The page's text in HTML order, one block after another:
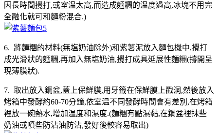
因長時間攪打,或室温太高,而造成麵糰的温度過高,冰塊不用完
全融化就可和麵粉混合.)
6. 將麵糰的材料(無塩奶油除外)和紫薯泥放入麵包機中,攪打
成光滑狀的麵糰,再加入無塩奶油,攪打成具延展性麵糰(撐開呈
現薄膜狀).
7. 取出放入鋼盆,蓋上保鮮膜,用牙籤在保鮮膜上戳洞,然後放入
烤箱中發酵約60-70分鐘,依室温不同發酵時間會有差別,在烤箱
裡放一碗熱水,增加温度和濕度.(麵糰有點濕黏,在鋼盆裡抹些
奶油或噴些防沾油防沾,發好後較容易取出)